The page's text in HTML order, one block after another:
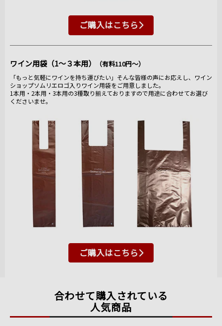
ご購入はこちら
ワイン用袋（1～３本用） （有料110円～）
「もっと気軽にワインを持ち運びたい」そんな皆様の声にお応えし、ワイン
ショップソムリエロゴ入りワイン用袋をご用意しました。
1本用・2本用・3本用の3種取り揃えておりますので用途に合わせてお選び
くださいませ。
ご購入はこちら
合わせて購入されている
人気商品